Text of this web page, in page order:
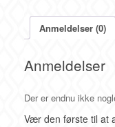
Anmeldelser (0)
Anmeldelser
Der er endnu ikke
Vær den første til at